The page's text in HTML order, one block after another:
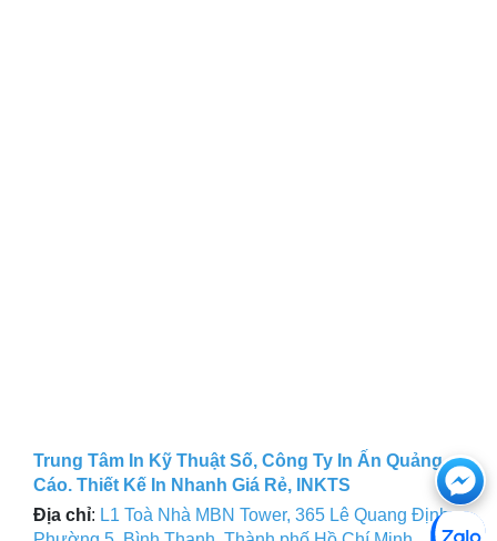
Trung Tâm In Kỹ Thuật Số, Công Ty In Ấn Quảng
Cáo. Thiết Kế In Nhanh Giá Rẻ, INKTS
Địa chỉ: L1 Toà Nhà MBN Tower, 365 Lê Quang Định,với